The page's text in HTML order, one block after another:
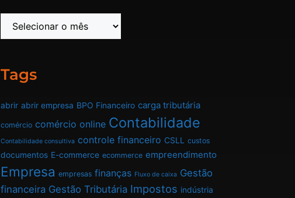
Tags
abrir abrir empresa BPO Financeiro carga tributária
comércio comércio online Contabilidade
Contabilidade consultiva controle financeiro CSLL custos
documentos E-commerce ecommerce empreendimento
Empresa empresas finanças Fluxo de caixa Gestão
financeira Gestão Tributária Impostos indústria